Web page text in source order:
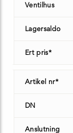
Ventilhus
Lagersaldo
Ert pris*
Artikel nr*
DN
Anslutning